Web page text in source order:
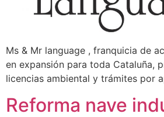
Ms & Mr language , franquicia de
en expansión para toda Cataluña,
licencias ambiental y trámites por
Reforma nave